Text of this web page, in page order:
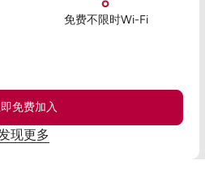
免费不限时Wi-Fi
免费加入
现更多